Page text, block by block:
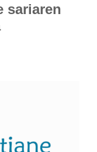
sariaren